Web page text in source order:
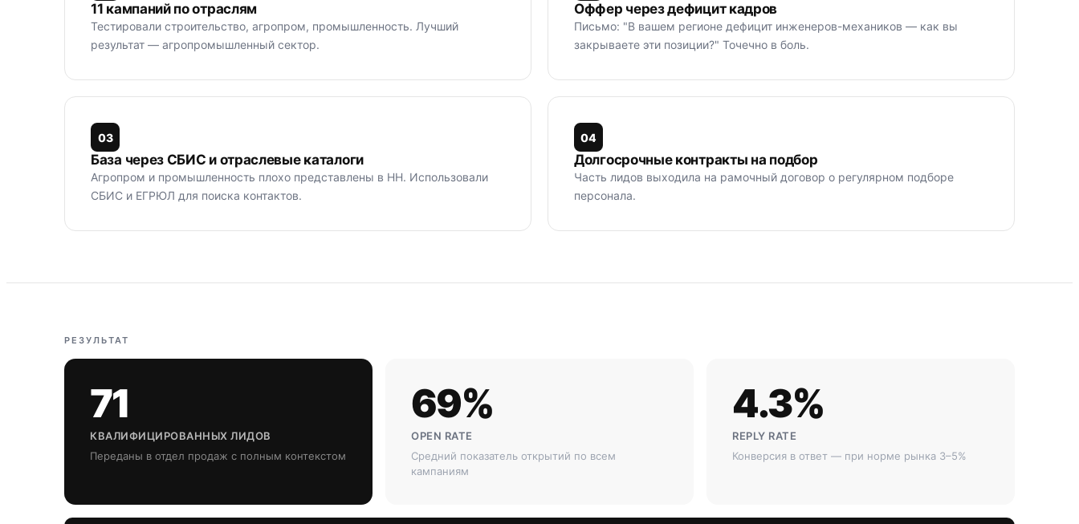
11 кампаний по отраслям
Тестировали строительство, агропром, промышленность. Лучший
результат — агропромышленный сектор.
Оффер через дефицит кадров
Письмо: "В вашем регионе дефицит инженеров-механиков — как вы
закрываете эти позиции?" Точечно в боль.
03
База через СБИС и отраслевые каталоги
Агропром и промышленность плохо представлены в HH. Использовали
СБИС и ЕГРЮЛ для поиска контактов.
04
Долгосрочные контракты на подбор
Часть лидов выходила на рамочный договор о регулярном подборе
персонала.
РЕЗУЛЬТАТ
71
КВАЛИФИЦИРОВАННЫХ ЛИДОВ
Переданы в отдел продаж с полным контекстом
69%
OPEN RATE
Средний показатель открытий по всем
кампаниям
4.3%
REPLY RATE
Конверсия в ответ — при норме рынка 3–5%